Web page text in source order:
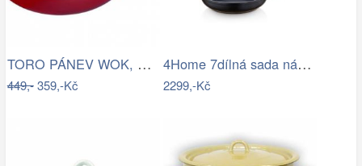
TORO PÁNEV WOK, KERAMIKA, ČERVENÁ, 28CM
449,-359,-Kč
4Home 7dílná sada nádobí s nepřilnavým…
2299,-Kč